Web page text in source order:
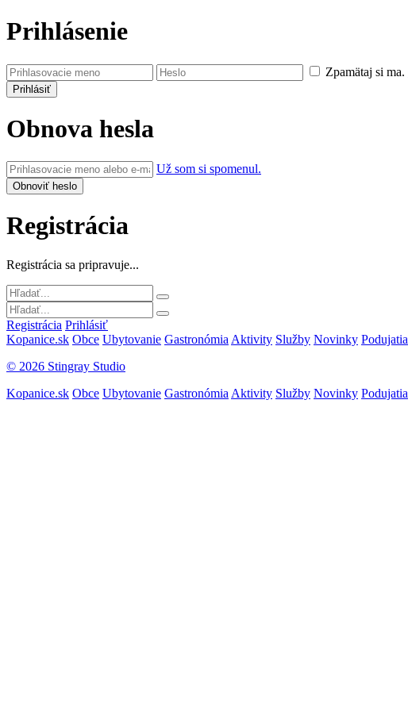
Prihlásenie
Zpamätaj si ma.
Obnova hesla
Už som si spomenul.
Registrácia
Registrácia sa pripravuje...
Registrácia Prihlásiť
Kopanice.sk Obce Ubytovanie Gastronómia Aktivity Služby Novinky Podujatia
© 2026 Stingray Studio
Kopanice.sk Obce Ubytovanie Gastronómia Aktivity Služby Novinky Podujatia